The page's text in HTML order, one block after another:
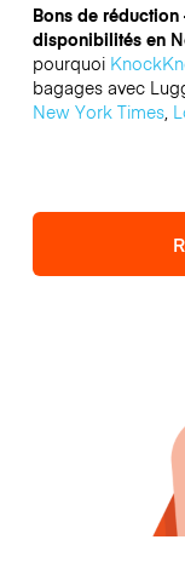
Bons de réduction
disponibilités en
pourquoi
bagages avec
New York Times,